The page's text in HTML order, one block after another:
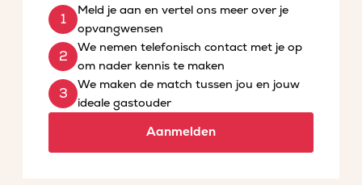
Meld je aan en vertel ons meer over je
opvangwensen
We nemen telefonisch contact met je op
om nader kennis te maken
We maken de match tussen jou en jouw
ideale gastouder
Aanmelden